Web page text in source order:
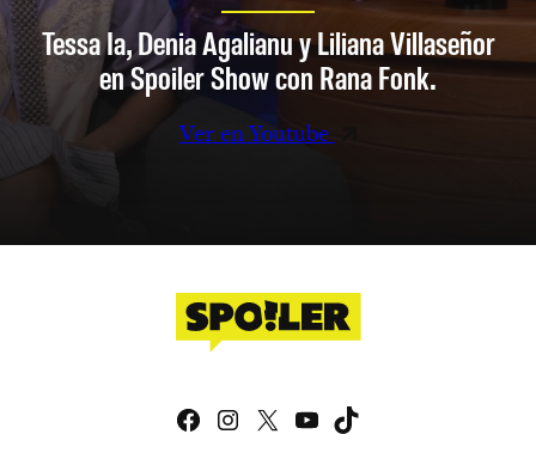
Tessa Ia, Denia Agalianu y Liliana Villaseñor
en Spoiler Show con Rana Fonk.
Ver en Youtube
Facebook
Instagram
X YouTube